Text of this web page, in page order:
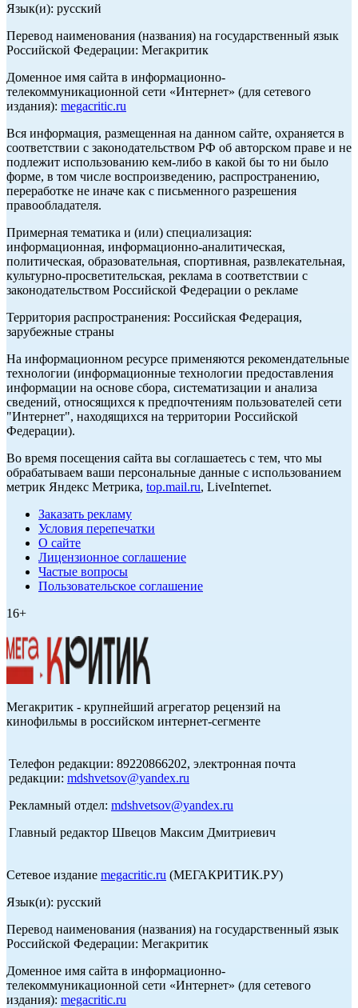
Язык(и): русский
Перевод наименования (названия) на государственный язык
Российской Федерации: Мегакритик
Доменное имя сайта в информационно-
телекоммуникационной сети «Интернет» (для сетевого
издания): megacritic.ru
Вся информация, размещенная на данном сайте, охраняется в
соответствии с законодательством РФ об авторском праве и не
подлежит использованию кем-либо в какой бы то ни было
форме, в том числе воспроизведению, распространению,
переработке не иначе как с письменного разрешения
правообладателя.
Примерная тематика и (или) специализация:
информационная, информационно-аналитическая,
политическая, образовательная, спортивная, развлекательная,
культурно-просветительская, реклама в соответствии с
законодательством Российской Федерации о рекламе
Территория распространения: Российская Федерация,
зарубежные страны
На информационном ресурсе применяются рекомендательные
технологии (информационные технологии предоставления
информации на основе сбора, систематизации и анализа
сведений, относящихся к предпочтениям пользователей сети
"Интернет", находящихся на территории Российской
Федерации).
Во время посещения сайта вы соглашаетесь с тем, что мы
обрабатываем ваши персональные данные с использованием
метрик Яндекс Метрика, top.mail.ru, LiveInternet.
Заказать рекламу
Условия перепечатки
О сайте
Лицензионное соглашение
Частые вопросы
Пользовательское соглашение
16+
Мегакритик - крупнейший агрегатор рецензий на
кинофильмы в российском интернет-сегменте
Телефон редакции: 89220866202, электронная почта
редакции: mdshvetsov@yandex.ru
Рекламный отдел: mdshvetsov@yandex.ru
Главный редактор Швецов Максим Дмитриевич
Сетевое издание megacritic.ru (МЕГАКРИТИК.РУ)
Язык(и): русский
Перевод наименования (названия) на государственный язык
Российской Федерации: Мегакритик
Доменное имя сайта в информационно-
телекоммуникационной сети «Интернет» (для сетевого
издания): megacritic.ru